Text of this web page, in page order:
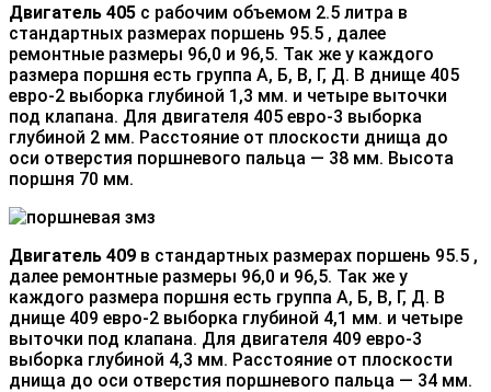
Двигатель 405 с рабочим объемом 2.5 литра в
стандартных размерах поршень 95.5 , далее
ремонтные размеры 96,0 и 96,5. Так же у каждого
размера поршня есть группа А, Б, В, Г, Д. В днище 405
евро-2 выборка глубиной 1,3 мм. и четыре выточки
под клапана. Для двигателя 405 евро-3 выборка
глубиной 2 мм. Расстояние от плоскости днища до
оси отверстия поршневого пальца — 38 мм. Высота
поршня 70 мм.
Двигатель 409 в стандартных размерах поршень 95.5 ,
далее ремонтные размеры 96,0 и 96,5. Так же у
каждого размера поршня есть группа А, Б, В, Г, Д. В
днище 409 евро-2 выборка глубиной 4,1 мм. и четыре
выточки под клапана. Для двигателя 409 евро-3
выборка глубиной 4,3 мм. Расстояние от плоскости
днища до оси отверстия поршневого пальца — 34 мм.